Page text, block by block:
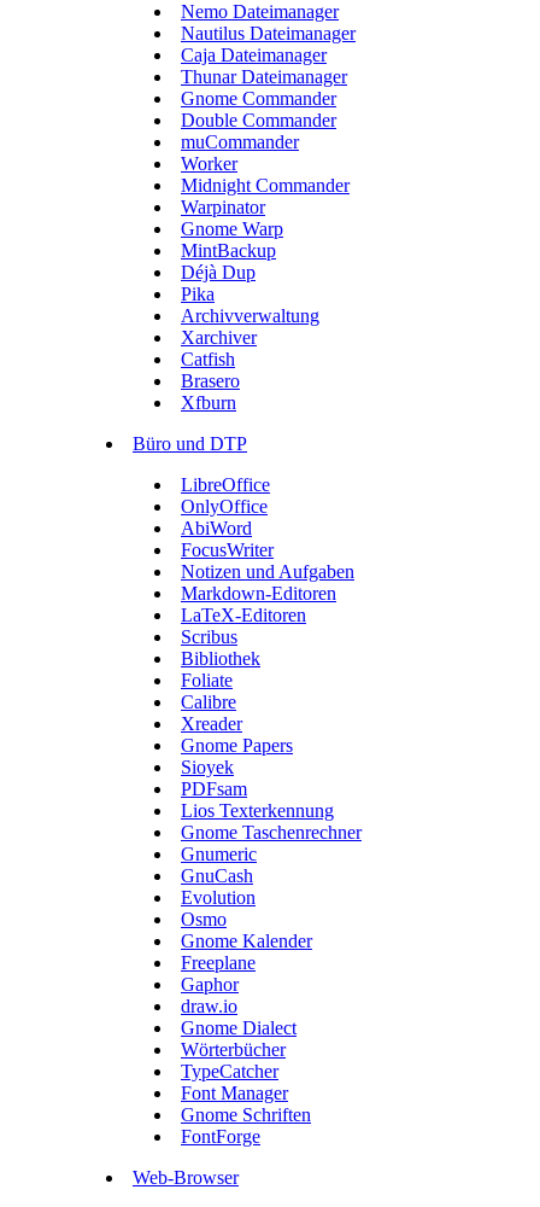
Nemo Dateimanager
Nautilus Dateimanager
Caja Dateimanager
Thunar Dateimanager
Gnome Commander
Double Commander
muCommander
Worker
Midnight Commander
Warpinator
Gnome Warp
MintBackup
Déjà Dup
Pika
Archivverwaltung
Xarchiver
Catfish
Brasero
Xfburn
Büro und DTP
LibreOffice
OnlyOffice
AbiWord
FocusWriter
Notizen und Aufgaben
Markdown-Editoren
LaTeX-Editoren
Scribus
Bibliothek
Foliate
Calibre
Xreader
Gnome Papers
Sioyek
PDFsam
Lios Texterkennung
Gnome Taschenrechner
Gnumeric
GnuCash
Evolution
Osmo
Gnome Kalender
Freeplane
Gaphor
draw.io
Gnome Dialect
Wörterbücher
TypeCatcher
Font Manager
Gnome Schriften
FontForge
Web-Browser